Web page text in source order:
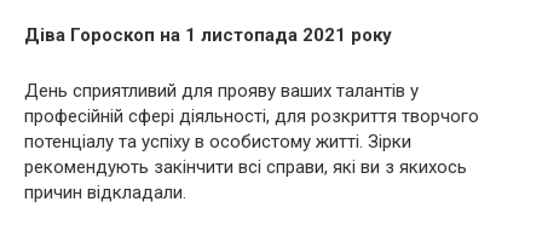
Діва Гороскоп на 1 листопада 2021 року
День сприятливий для прояву ваших талантів у
професійній сфері діяльності, для розкриття творчого
потенціалу та успіху в особистому житті. Зірки
рекомендують закінчити всі справи, які ви з якихось
причин відкладали.